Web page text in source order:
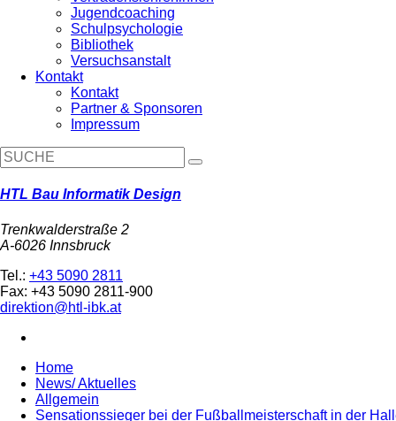
Jugendcoaching
Schulpsychologie
Bibliothek
Versuchsanstalt
Kontakt
Kontakt
Partner & Sponsoren
Impressum
HTL Bau Informatik Design
Trenkwalderstraße 2
A-6026 Innsbruck
Tel.: +43 5090 2811
Fax: +43 5090 2811-900
direktion@htl-ibk.at
Home
News/ Aktuelles
Allgemein
Sensationssieger bei der Fußballmeisterschaft in der